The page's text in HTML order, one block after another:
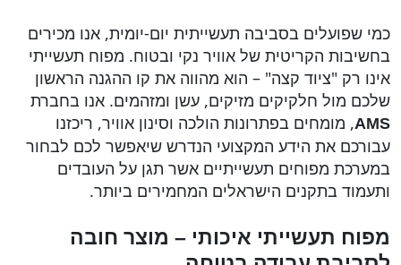
כמי שפועלים בסביבה תעשייתית יום-יומית, אנו מכירים
בחשיבות הקריטית של אוויר נקי ובטוח. מפוח תעשייתי
אינו רק "ציוד קצה" – הוא מהווה את קו ההגנה הראשון
שלכם מול חלקיקים מזיקים, עשן ומזהמים. אנו בחברת
AMS, מומחים בפתרונות הולכה וסינון אוויר, ריכזנו
עבורכם את הידע המקצועי הנדרש שיאפשר לכם לבחור
במערכת מפוחים תעשייתיים אשר תגן על העובדים
ותעמוד בתקנים הישראלים המחמירים ביותר.
מפוח תעשייתי איכותי – מוצר חובה